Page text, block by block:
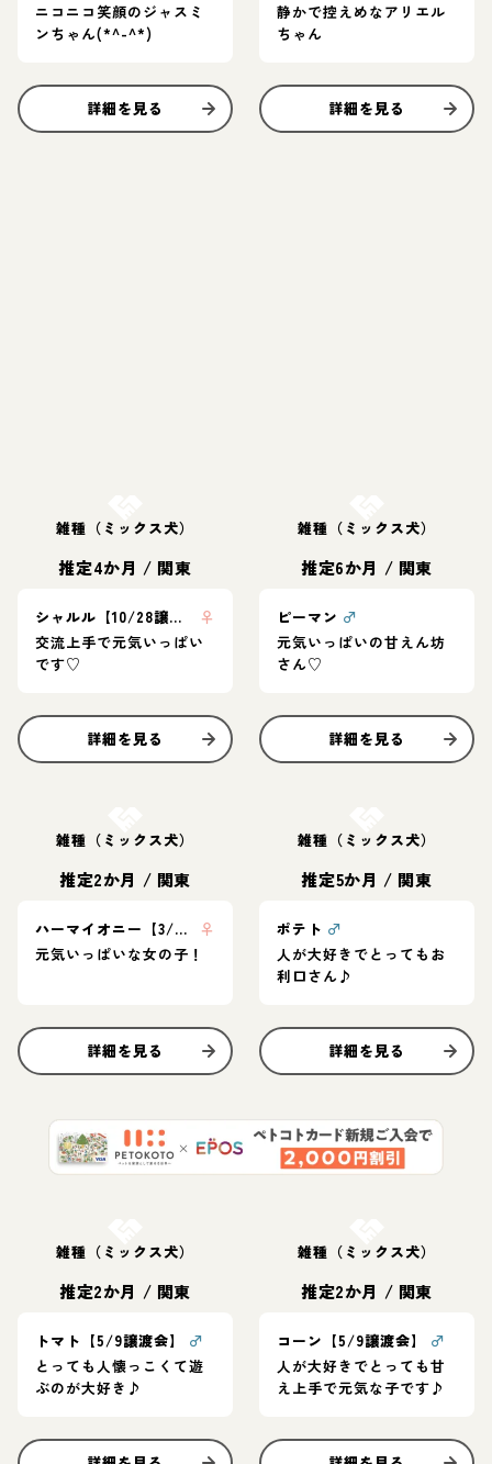
ニコニコ笑顔のジャスミ
ンちゃん(*^-^*)
詳細を見る
静かで控えめなアリエル
ちゃん
詳細を見る
雑種（ミックス犬）
推定4か月 / 関東
シャルル【10/28譲渡会】
♀
交流上手で元気いっぱい
です♡
詳細を見る
雑種（ミックス犬）
推定6か月 / 関東
ピーマン ♂
元気いっぱいの甘えん坊
さん♡
詳細を見る
雑種（ミックス犬）
推定2か月 / 関東
ハーマイオニー【3/23譲渡会】
♀
元気いっぱいな女の子！
詳細を見る
雑種（ミックス犬）
推定5か月 / 関東
ポテト ♂
人が大好きでとってもお
利口さん♪
詳細を見る
雑種（ミックス犬）
推定2か月 / 関東
トマト【5/9譲渡会】
♂
とっても人懐っこくて遊
ぶのが大好き♪
雑種（ミックス犬）
推定2か月 / 関東
コーン【5/9譲渡会】
♂
人が大好きでとっても甘
え上手で元気な子です♪